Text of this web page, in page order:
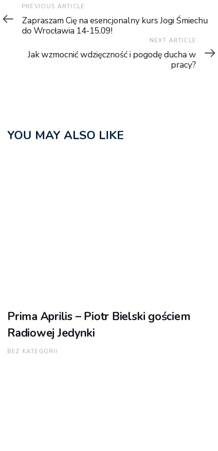
Previous
Article
PREVIOUS ARTICLE
Zapraszam Cię na esencjonalny kurs Jogi Śmiechu
do Wrocławia 14-15.09!
Article
NEXT ARTICLE
Jak wzmocnić wdzięczność i pogodę ducha w
pracy?
YOU MAY ALSO LIKE
Prima Aprilis – Piotr Bielski gościem
Radiowej Jedynki
BEZ KATEGORII